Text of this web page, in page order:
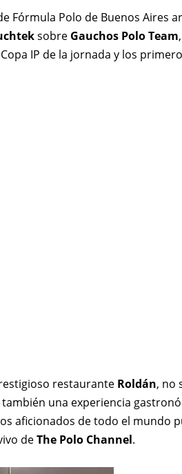
Fórmula Polo de Buenos Aires
sobre Gauchos Polo Team
IP de la jornada y los
restaurante Roldán, no
una experiencia
aficionados de todo el mundo
deThe Polo Channel.